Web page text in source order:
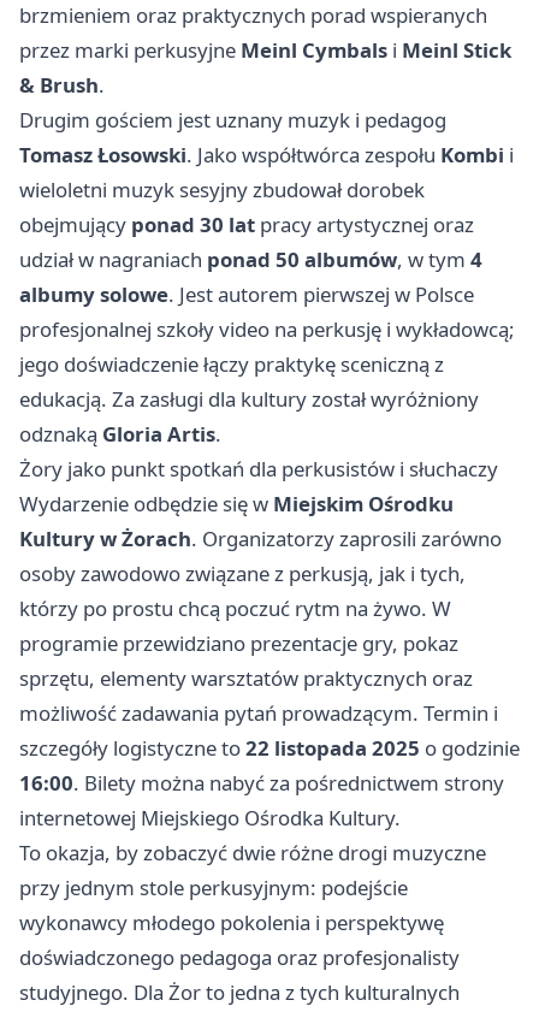
brzmieniem oraz praktycznych porad wspieranych
przez marki perkusyjne Meinl Cymbals i Meinl Stick
& Brush.
Drugim gościem jest uznany muzyk i pedagog
Tomasz Łosowski. Jako współtwórca zespołu Kombi i
wieloletni muzyk sesyjny zbudował dorobek
obejmujący ponad 30 lat pracy artystycznej oraz
udział w nagraniach ponad 50 albumów, w tym 4
albumy solowe. Jest autorem pierwszej w Polsce
profesjonalnej szkoły video na perkusję i wykładowcą;
jego doświadczenie łączy praktykę sceniczną z
edukacją. Za zasługi dla kultury został wyróżniony
odznaką Gloria Artis.
Żory jako punkt spotkań dla perkusistów i słuchaczy
Wydarzenie odbędzie się w Miejskim Ośrodku
Kultury w Żorach. Organizatorzy zaprosili zarówno
osoby zawodowo związane z perkusją, jak i tych,
którzy po prostu chcą poczuć rytm na żywo. W
programie przewidziano prezentacje gry, pokaz
sprzętu, elementy warsztatów praktycznych oraz
możliwość zadawania pytań prowadzącym. Termin i
szczegóły logistyczne to22 listopada 2025 o godzinie
16:00. Bilety można nabyć za pośrednictwem strony
internetowej Miejskiego Ośrodka Kultury.
To okazja, by zobaczyć dwie różne drogi muzyczne
przy jednym stole perkusyjnym: podejście
wykonawcy młodego pokolenia i perspektywę
doświadczonego pedagoga oraz profesjonalisty
studyjnego. Dla Żor to jedna z tych kulturalnych